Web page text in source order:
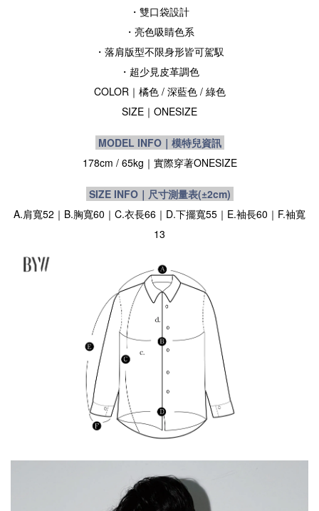
・雙口袋設計
・亮色吸睛色系
・落肩版型不限身形皆可駕馭
・超少見皮革調色
COLOR｜橘色 / 深藍色 / 綠色
SIZE ｜ONESIZE
MODEL INFO｜模特兒資訊
178cm / 65kg｜實際穿著ONESIZE
SIZE INFO｜尺寸測量表(±2cm)
A.肩寬52｜B.胸寬60｜C.衣長66｜D.下擺寬55｜E.袖長60｜F.袖寬
13